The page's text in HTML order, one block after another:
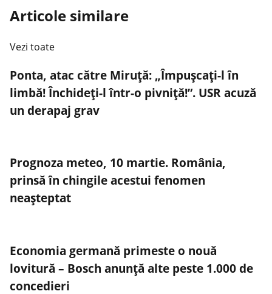
Articole similare
Vezi toate
Ponta, atac către Miruţă: „Împuşcaţi-l în
limbă! Închideți-l într-o pivniță!”. USR acuză
un derapaj grav
Prognoza meteo, 10 martie. România,
prinsă în chingile acestui fenomen
neașteptat
Economia germană primeste o nouă
lovitură – Bosch anunță alte peste 1.000 de
concedieri